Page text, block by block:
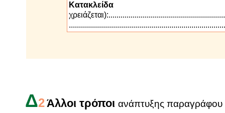
Κατακλείδα
Δ2Άλλοι τρόποι ανάπτυξης παραγράφου